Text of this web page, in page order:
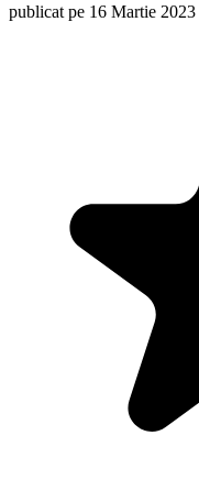
publicat pe 16 Martie 2023